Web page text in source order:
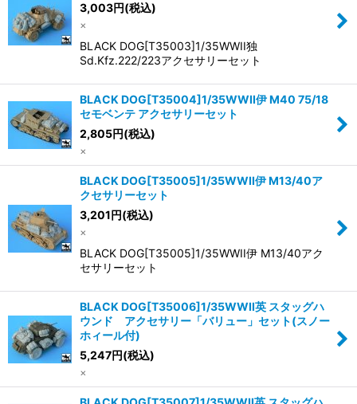
3,003円(税込)
×
BLACK DOG[T35003]1/35WWII独
Sd.Kfz.222/223アクセサリーセット
BLACK DOG[T35004]1/35WWII伊 M40 75/18
セモベンテ アクセサリーセット
2,805円(税込)
×
BLACK DOG[T35005]1/35WWII伊 M13/40ア
クセサリーセット
3,201円(税込)
×
BLACK DOG[T35005]1/35WWII伊 M13/40アク
セサリーセット
BLACK DOG[T35006]1/35WWII英 スタッグハ
ウンド アクセサリー「バリュー」セット(スノー
ホィール付)
5,247円(税込)
×